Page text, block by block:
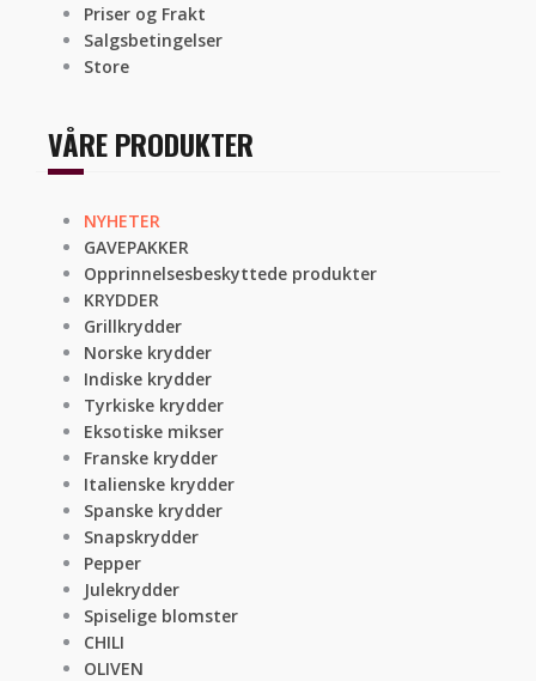
Priser og Frakt
Salgsbetingelser
Store
VÅRE PRODUKTER
NYHETER
GAVEPAKKER
Opprinnelsesbeskyttede produkter
KRYDDER
Grillkrydder
Norske krydder
Indiske krydder
Tyrkiske krydder
Eksotiske mikser
Franske krydder
Italienske krydder
Spanske krydder
Snapskrydder
Pepper
Julekrydder
Spiselige blomster
CHILI
OLIVEN